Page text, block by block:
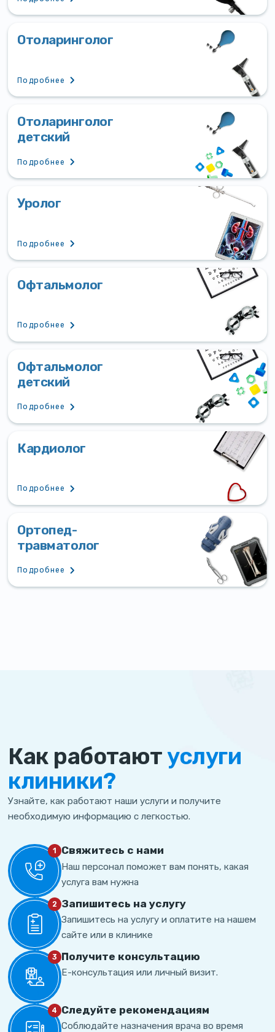
Отоларинголог
Подробнее
Отоларинголог
детский
Подробнее
Уролог
Подробнее
Офтальмолог
Подробнее
Офтальмолог
детский
Подробнее
Кардиолог
Подробнее
Ортопед-
травматолог
Подробнее
Как работают услуги
клиники?
Узнайте, как работают наши услуги и получите
необходимую информацию с легкостью.
1 Свяжитесь с нами
Наш персонал поможет вам понять, какая
услуга вам нужна
2 Запишитесь на услугу
Запишитесь на услугу и оплатите на нашем
сайте или в клинике
3 Получите консультацию
Е-консультация или личный визит.
4 Cледуйте рекомендациям
Соблюдайте назначения врача во время